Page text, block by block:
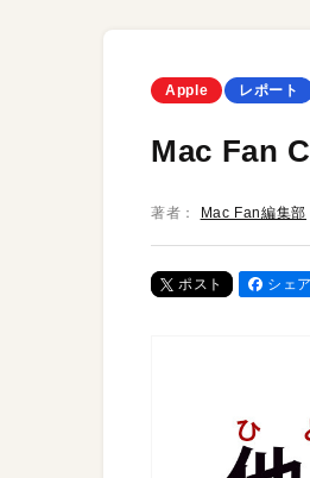
Apple レポート
Mac Fan
著者： Mac Fan編集部
ポスト シェ